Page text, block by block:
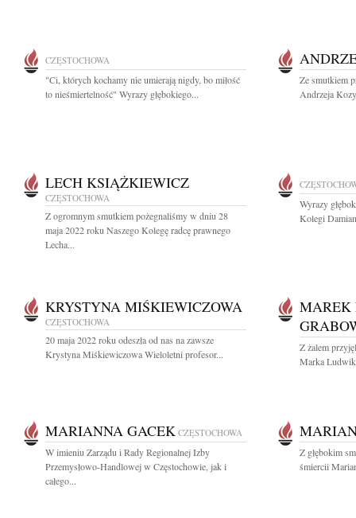
CZĘSTOCHOWA
"Ci, których kochamy nie umierają nigdy, bo miłość
to nieśmiertelność" Wyrazy głębokiego...
Ze smutkiem
Andrzeja
LECH KSIĄŻKIEWICZ
CZĘSTOCHOWA
Z ogromnym smutkiem pożegnaliśmy w dniu 28
maja 2022 roku Naszego Kolegę radcę prawnego
Lecha...
Wyrazy
Kolegi
KRYSTYNA MIŚKIEWICZOWA
CZĘSTOCHOWA
20 maja 2022 roku odeszła od nas na zawsze
Krystyna Miśkiewiczowa Wieloletni profesor...
MAREK
Z żalem
Marka
MARIANNA GACEK CZĘSTOCHOWA
W imieniu Zarządu i Rady Regionalnej Izby
Przemysłowo-Handlowej w Częstochowie, jak i
całego...
Z głębokim
śmiercii